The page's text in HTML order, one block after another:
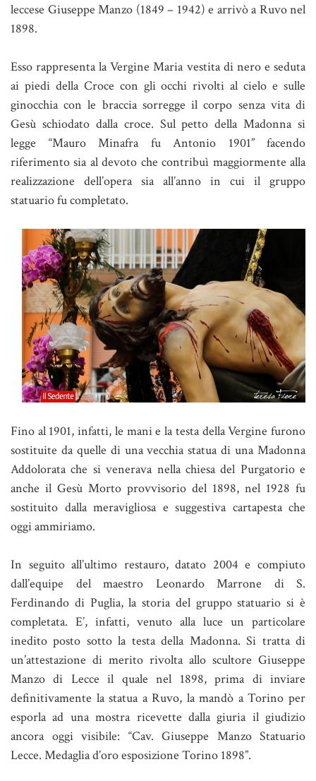
leccese Giuseppe Manzo (1849 – 1942) e arrivò a Ruvo nel
1898.
Esso rappresenta la Vergine Maria vestita di nero e seduta
ai piedi della Croce con gli occhi rivolti al cielo e sulle
ginocchia con le braccia sorregge il corpo senza vita di
Gesù schiodato dalla croce. Sul petto della Madonna si
legge “Mauro Minafra fu Antonio 1901” facendo
riferimento sia al devoto che contribuì maggiormente alla
realizzazione dell’opera sia all’anno in cui il gruppo
statuario fu completato.
Fino al 1901, infatti, le mani e la testa della Vergine furono
sostituite da quelle di una vecchia statua di una Madonna
Addolorata che si venerava nella chiesa del Purgatorio e
anche il Gesù Morto provvisorio del 1898, nel 1928 fu
sostituito dalla meravigliosa e suggestiva cartapesta che
oggi ammiriamo.
In seguito all’ultimo restauro, datato 2004 e compiuto
dall’equipe del maestro Leonardo Marrone di S.
Ferdinando di Puglia, la storia del gruppo statuario si è
completata. E’, infatti, venuto alla luce un particolare
inedito posto sotto la testa della Madonna. Si tratta di
un’attestazione di merito rivolta allo scultore Giuseppe
Manzo di Lecce il quale nel 1898, prima di inviare
definitivamente la statua a Ruvo, la mandò a Torino per
esporla ad una mostra ricevette dalla giuria il giudizio
ancora oggi visibile: “Cav. Giuseppe Manzo Statuario
Lecce. Medaglia d’oro esposizione Torino 1898”.